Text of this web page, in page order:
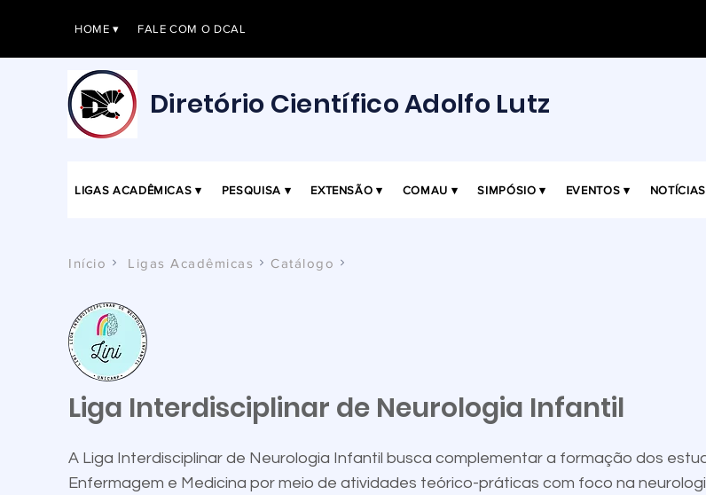
HOME ▾ FALE COM O DCAL
LIGAS ACADÊMICAS ▾ PESQUISA ▾ EXTENSÃO ▾ COMAU ▾ SIMPÓSIO ▾ EVENTOS ▾ NOTÍCIAS
Diretório Científico Adolfo Lutz
Início Ligas Acadêmicas Catálogo
Liga Interdisciplinar de Neurologia Infantil
A Liga Interdisciplinar de Neurologia Infantil busca complementar a formação dos
Enfermagem e Medicina por meio de atividades teórico-práticas com foco na